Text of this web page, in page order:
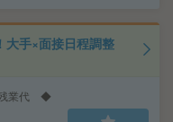
大手×面接日程調整
残業代 ◆